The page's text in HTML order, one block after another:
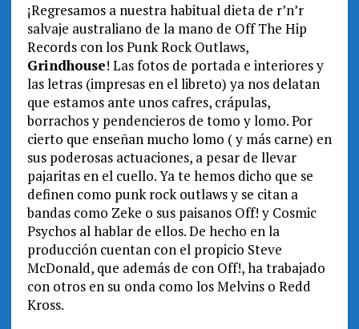
¡Regresamos a nuestra habitual dieta de r’n’r
salvaje australiano de la mano de Off The Hip
Records con los Punk Rock Outlaws,
Grindhouse! Las fotos de portada e interiores y
las letras (impresas en el libreto) ya nos delatan
que estamos ante unos cafres, crápulas,
borrachos y pendencieros de tomo y lomo. Por
cierto que enseñan mucho lomo ( y más carne) en
sus poderosas actuaciones, a pesar de llevar
pajaritas en el cuello. Ya te hemos dicho que se
definen como punk rock outlaws y se citan a
bandas como Zeke o sus paisanos Off! y Cosmic
Psychos al hablar de ellos. De hecho en la
producción cuentan con el propicio Steve
McDonald, que además de con Off!, ha trabajado
con otros en su onda como los Melvins o Redd
Kross.